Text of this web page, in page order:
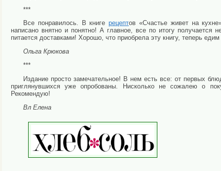
***
Все понравилось. В книгерецептов «Счастье живет на
написано внятно и понятно! А главное, все по итогу получается
питается доставками! Хорошо, что приобрела эту книгу, теперь
Ольга Крюкова
***
Издание просто замечательное! В нем есть все: от первых
приглянувшихся уже опробованы. Нисколько не сожалею о
Рекомендую!
Вл Елена